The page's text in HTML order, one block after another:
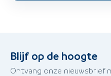
Blijf op de hoogte
Ontvang onze nieuwsbrief